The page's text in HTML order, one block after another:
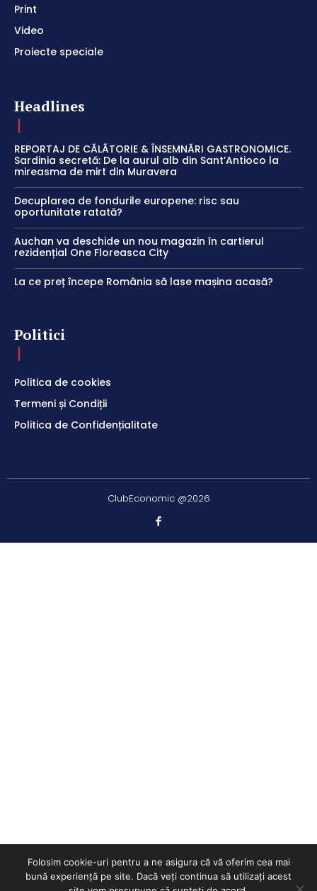
Print
Video
Proiecte speciale
Headlines
REPORTAJ DE CĂLĂTORIE & ÎNSEMNĂRI GASTRONOMICE.
Sardinia secretă: De la aurul alb din Sant’Antioco la
mireasma de mirt din Muravera
Decuplarea de fondurile europene: risc sau
oportunitate ratată?
Auchan va deschide un nou magazin în cartierul
rezidențial One Floreasca City
La ce preț începe România să lase mașina acasă?
Politici
Politica de cookies
Termeni și Condiții
Politica de Confidențialitate
ClubEconomic @2026
Folosim cookie-uri pentru a ne asigura că vă oferim cea mai
bună experiență pe site. Dacă veți continua să utilizați acest